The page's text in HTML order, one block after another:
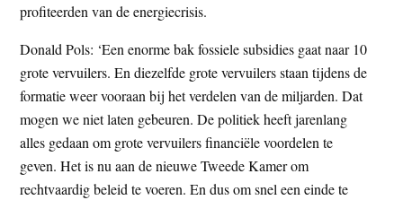
profiteerden van de energiecrisis.
Donald Pols: ‘Een enorme bak fossiele subsidies gaat naar 10
grote vervuilers. En diezelfde grote vervuilers staan tijdens de
formatie weer vooraan bij het verdelen van de miljarden. Dat
mogen we niet laten gebeuren. De politiek heeft jarenlang
alles gedaan om grote vervuilers financiële voordelen te
geven. Het is nu aan de nieuwe Tweede Kamer om
rechtvaardig beleid te voeren. En dus om snel een einde te